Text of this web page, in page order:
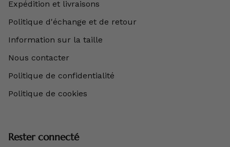
Expédition et livraisons
Politique d'échange et de retour
Information sur la taille
Nous contacter
Politique de confidentialité
Politique de cookies
Rester connecté